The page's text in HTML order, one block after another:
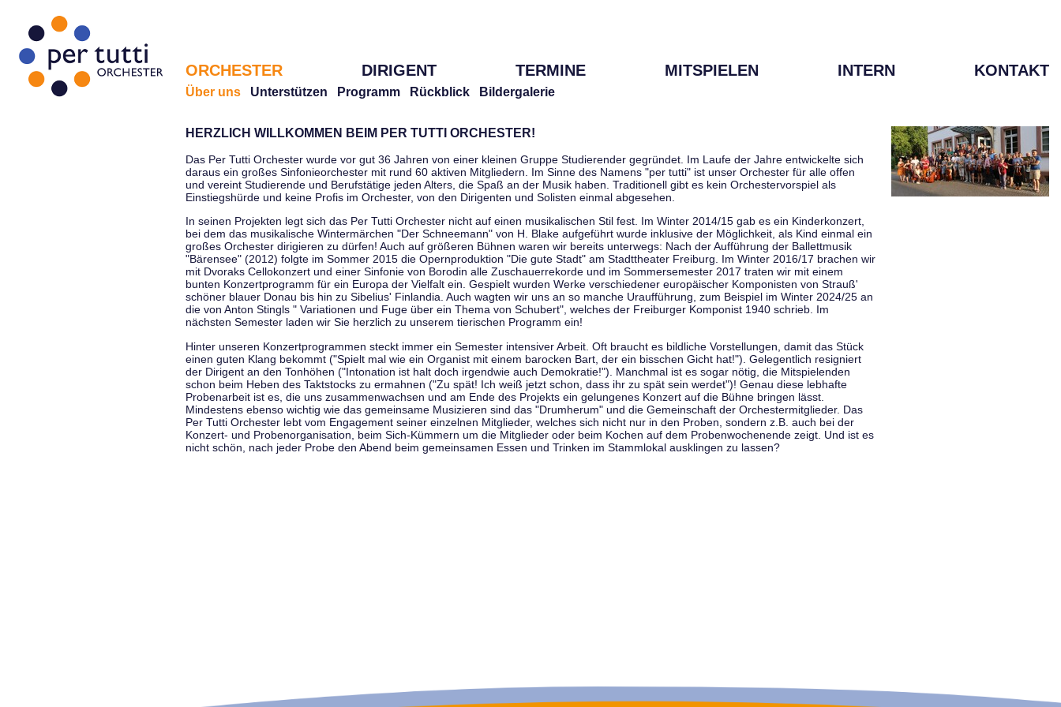
ORCHESTER DIRIGENT TERMINE MITSPIELEN INTERN KONTAKT
Über uns Unterstützen Programm Rückblick Bildergalerie
HERZLICH WILLKOMMEN BEIM PER TUTTI ORCHESTER!
Das Per Tutti Orchester wurde vor gut 36 Jahren von einer kleinen Gruppe Studierender gegründet. Im Laufe der Jahre entwickelte sich
daraus ein großes Sinfonieorchester mit rund 60 aktiven Mitgliedern. Im Sinne des Namens "per tutti" ist unser Orchester für alle offen
und vereint Studierende und Berufstätige jeden Alters, die Spaß an der Musik haben. Traditionell gibt es kein Orchestervorspiel als
Einstiegshürde und keine Profis im Orchester, von den Dirigenten und Solisten einmal abgesehen.
In seinen Projekten legt sich das Per Tutti Orchester nicht auf einen musikalischen Stil fest. Im Winter 2014/15 gab es ein Kinderkonzert,
bei dem das musikalische Wintermärchen "Der Schneemann" von H. Blake aufgeführt wurde inklusive der Möglichkeit, als Kind einmal ein
großes Orchester dirigieren zu dürfen! Auch auf größeren Bühnen waren wir bereits unterwegs: Nach der Aufführung der Ballettmusik
"Bärensee" (2012) folgte im Sommer 2015 die Opernproduktion "Die gute Stadt" am Stadttheater Freiburg. Im Winter 2016/17 brachen wir
mit Dvoraks Cellokonzert und einer Sinfonie von Borodin alle Zuschauerrekorde und im Sommersemester 2017 traten wir mit einem
bunten Konzertprogramm für ein Europa der Vielfalt ein. Gespielt wurden Werke verschiedener europäischer Komponisten von Strauß'
schöner blauer Donau bis hin zu Sibelius' Finlandia. Auch wagten wir uns an so manche Uraufführung, zum Beispiel im Winter 2024/25 an
die von Anton Stingls " Variationen und Fuge über ein Thema von Schubert", welches der Freiburger Komponist 1940 schrieb. Im
nächsten Semester laden wir Sie herzlich zu unserem tierischen Programm ein!
Hinter unseren Konzertprogrammen steckt immer ein Semester intensiver Arbeit. Oft braucht es bildliche Vorstellungen, damit das Stück
einen guten Klang bekommt ("Spielt mal wie ein Organist mit einem barocken Bart, der ein bisschen Gicht hat!"). Gelegentlich resigniert
der Dirigent an den Tonhöhen ("Intonation ist halt doch irgendwie auch Demokratie!"). Manchmal ist es sogar nötig, die Mitspielenden
schon beim Heben des Taktstocks zu ermahnen ("Zu spät! Ich weiß jetzt schon, dass ihr zu spät sein werdet")! Genau diese lebhafte
Probenarbeit ist es, die uns zusammenwachsen und am Ende des Projekts ein gelungenes Konzert auf die Bühne bringen lässt.
Mindestens ebenso wichtig wie das gemeinsame Musizieren sind das "Drumherum" und die Gemeinschaft der Orchestermitglieder. Das
Per Tutti Orchester lebt vom Engagement seiner einzelnen Mitglieder, welches sich nicht nur in den Proben, sondern z.B. auch bei der
Konzert- und Probenorganisation, beim Sich-Kümmern um die Mitglieder oder beim Kochen auf dem Probenwochenende zeigt. Und ist es
nicht schön, nach jeder Probe den Abend beim gemeinsamen Essen und Trinken im Stammlokal ausklingen zu lassen?